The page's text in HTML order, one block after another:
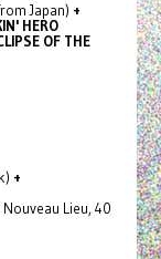
Japan) +
HERO
OF THE
+
Nouveau Lieu, 40